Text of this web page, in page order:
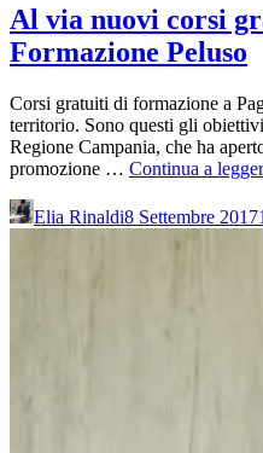
Al via nuovi corsi
Formazione Peluso
Corsi gratuiti di formazione a
territorio. Sono questi gli
Regione Campania, che ha
promozione … Continua a
Elia Rinaldi8 Settembre 2017